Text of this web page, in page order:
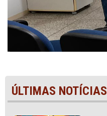
ÚLTIMAS NOTÍCIAS